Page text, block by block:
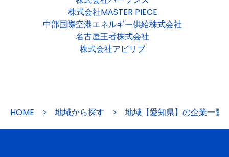
株式会社MASTER PIECE
中部国際空港エネルギー供給株式会社
名古屋王者株式会社
株式会社アビリブ
HOME > 地域から探す > 地域【愛知県】の企業一覧